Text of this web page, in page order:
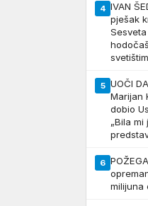
4 IVAN
pješak
5 UOČI
Marijan
dobio
„Bila
6
milijuna